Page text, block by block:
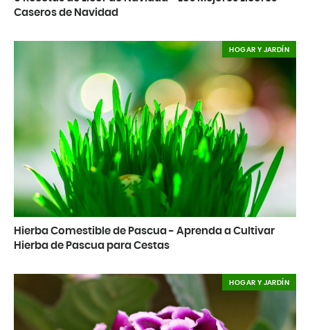
Caseros de Navidad
Hierba Comestible de Pascua - Aprenda a Cultivar
Hierba de Pascua para Cestas
HOGAR Y JARDÍN
HOGAR Y JARDÍN